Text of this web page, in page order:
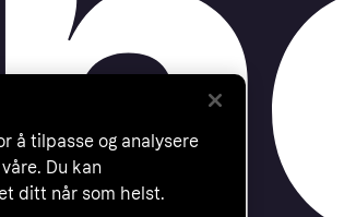
å tilpasse og analysere
Du kan
ditt når som helst.